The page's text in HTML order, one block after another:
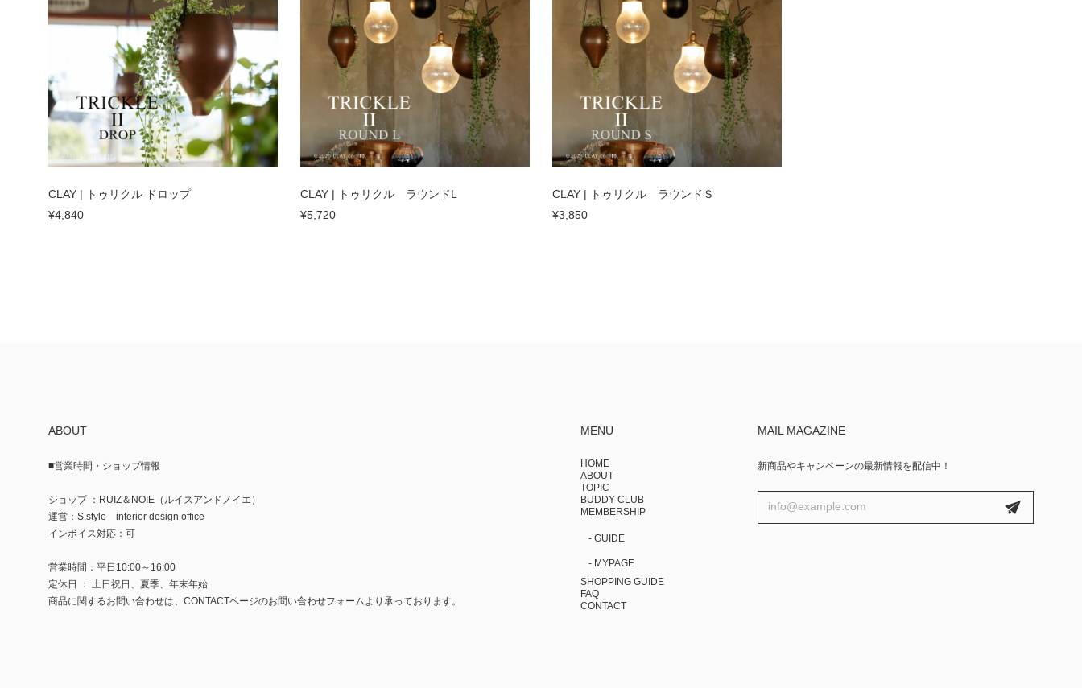
CLAY | トゥリクル ドロップ
¥4,840
CLAY | トゥリクル ラウンドL
¥5,720
CLAY | トゥリクル ラウンドＳ
¥3,850
ABOUT
■営業時間・ショップ情報
ショップ ：RUIZ＆NOIE（ルイズアンドノイエ）
運営：S.style interior design office
インボイス対応：可
営業時間：平日10:00～16:00
定休日 ： 土日祝日、夏季、年末年始
商品に関するお問い合わせは、CONTACTページのお問い合わせフォームより承っております。
MENU
HOME
ABOUT
TOPIC
BUDDY CLUB
MEMBERSHIP
- GUIDE
- MYPAGE
SHOPPING GUIDE
FAQ
CONTACT
MAIL MAGAZINE
新商品やキャンペーンの最新情報を配信中！